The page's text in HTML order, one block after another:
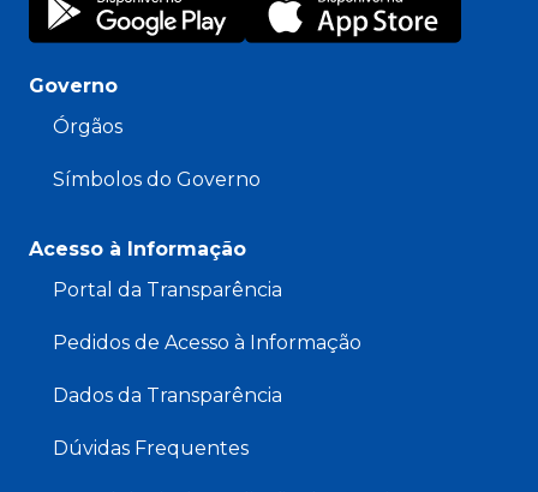
Governo
Órgãos
Símbolos do Governo
Acesso à Informação
Portal da Transparência
Pedidos de Acesso à Informação
Dados da Transparência
Dúvidas Frequentes